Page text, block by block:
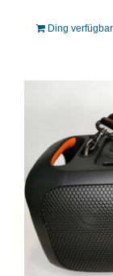
Ding